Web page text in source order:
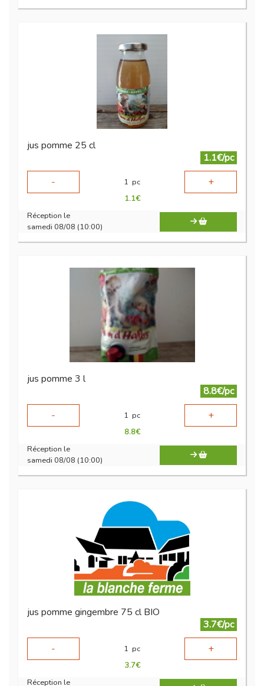
jus pomme 25 cl
1.1€/pc
-
1 pc +
1.1€
Réception le
samedi 08/08 (10:00)
jus pomme 3 l
8.8€/pc
-
1 pc +
8.8€
Réception le
samedi 08/08 (10:00)
jus pomme gingembre 75 cl BIO
3.7€/pc
-
1 pc +
3.7€
Réception le